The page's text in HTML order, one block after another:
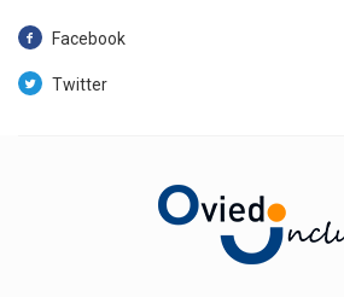
Facebook
Twitter